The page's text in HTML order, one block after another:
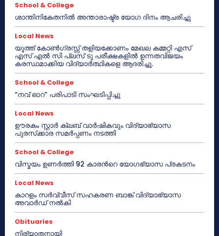
School & College
ശാന്തിനികേതനിൽ അന്താരാഷ്ട്ര യോഗ ദിനം ആചരിച്ചു
Local News
യൂത്ത് കോൺഗ്രസ്സ് തളിയക്കോണം മേഖല കമ്മറ്റി എസ്
എസ് എൽ സി പ്ലസ് ടു പരീക്ഷകളിൽ ഉന്നതവിജയം
കരസ്ഥമാക്കിയ വിദ്യാർത്ഥികളെ ആദരിച്ചു.
School & College
“നവ് ഓറ” പരിപാടി സംഘടിപ്പിച്ചു
Local News
ഊരകം സ്റ്റാർ ക്ലബ് വാർഷികവും വിദ്യാഭ്യാസ
പുരസ്‌ക്കാര സമർപ്പണം നടത്തി
School & College
വിസ്മയം ഉണർത്തി 92 കാരൻറെ യോഗഭ്യാസ പ്രകടനം
Local News
കാറളം സർവ്വീസ് സഹകരണ ബാങ്ക് വിദ്യാഭ്യാസ
അവാർഡ് നൽകി
Obituaries
നിര്യാതനായി